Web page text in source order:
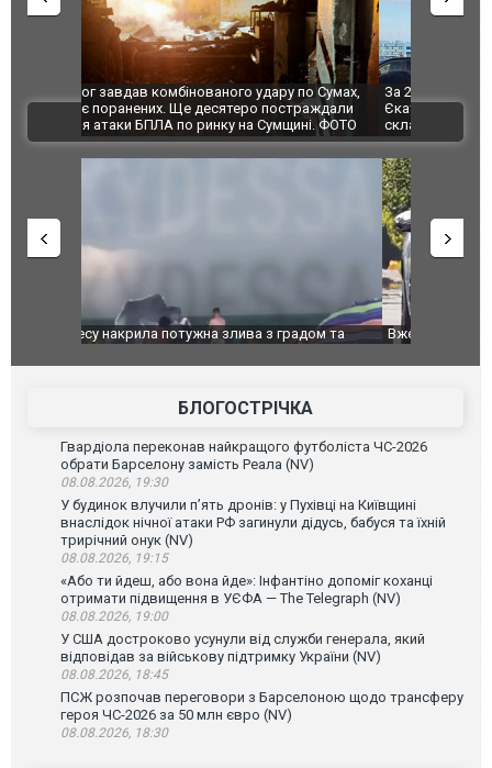
За 2000 кілометрів від кордону з Україною: в
Єкатеринбурзі після атаки дронів загорівся
склад Wildberries. ФОТО. ВІДЕО
"Мої
ВІДЕО
Вже вивели на тести: Ferrari готує оновлення
Вийшов
фільму
БЛОГОСТРІЧКА
Гвардіола переконав найкращого футболіста ЧС-2026
обрати Барселону замість Реала (NV)
08.08.2026, 19:30
У будинок влучили п’ять дронів: у Пухівці на Київщині
внаслідок нічної атаки РФ загинули дідусь, бабуся та їхній
трирічний онук (NV)
08.08.2026, 19:15
«Або ти йдеш, або вона йде»: Інфантіно допоміг коханці
отримати підвищення в УЄФА — The Telegraph (NV)
08.08.2026, 19:00
У США достроково усунули від служби генерала, який
відповідав за військову підтримку України (NV)
08.08.2026, 18:45
ПСЖ розпочав переговори з Барселоною щодо трансферу
героя ЧС-2026 за 50 млн євро (NV)
08.08.2026, 18:30